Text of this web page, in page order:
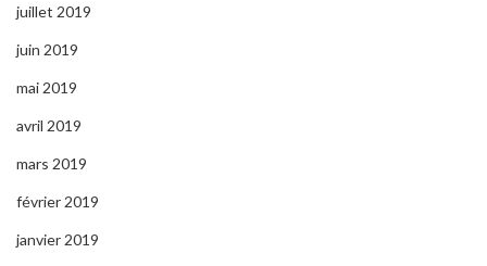
juillet 2019
juin 2019
mai 2019
avril 2019
mars 2019
février 2019
janvier 2019